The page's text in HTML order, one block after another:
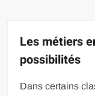
Les métiers
possibilités
Dans certains